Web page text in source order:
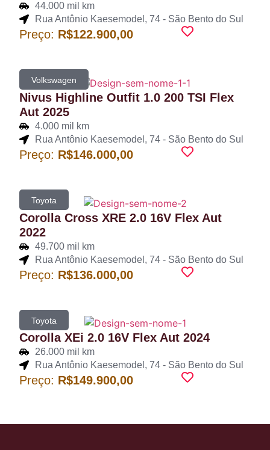
44.000 mil km
Rua Antônio Kaesemodel, 74 - São Bento do Sul
Preço: R$122.900,00
Volkswagen
Nivus Highline Outfit 1.0 200 TSI Flex
Aut 2025
4.000 mil km
Rua Antônio Kaesemodel, 74 - São Bento do Sul
Preço: R$146.000,00
Toyota
Corolla Cross XRE 2.0 16V Flex Aut
2022
49.700 mil km
Rua Antônio Kaesemodel, 74 - São Bento do Sul
Preço: R$136.000,00
Toyota
Corolla XEi 2.0 16V Flex Aut 2024
26.000 mil km
Rua Antônio Kaesemodel, 74 - São Bento do Sul
Preço: R$149.900,00